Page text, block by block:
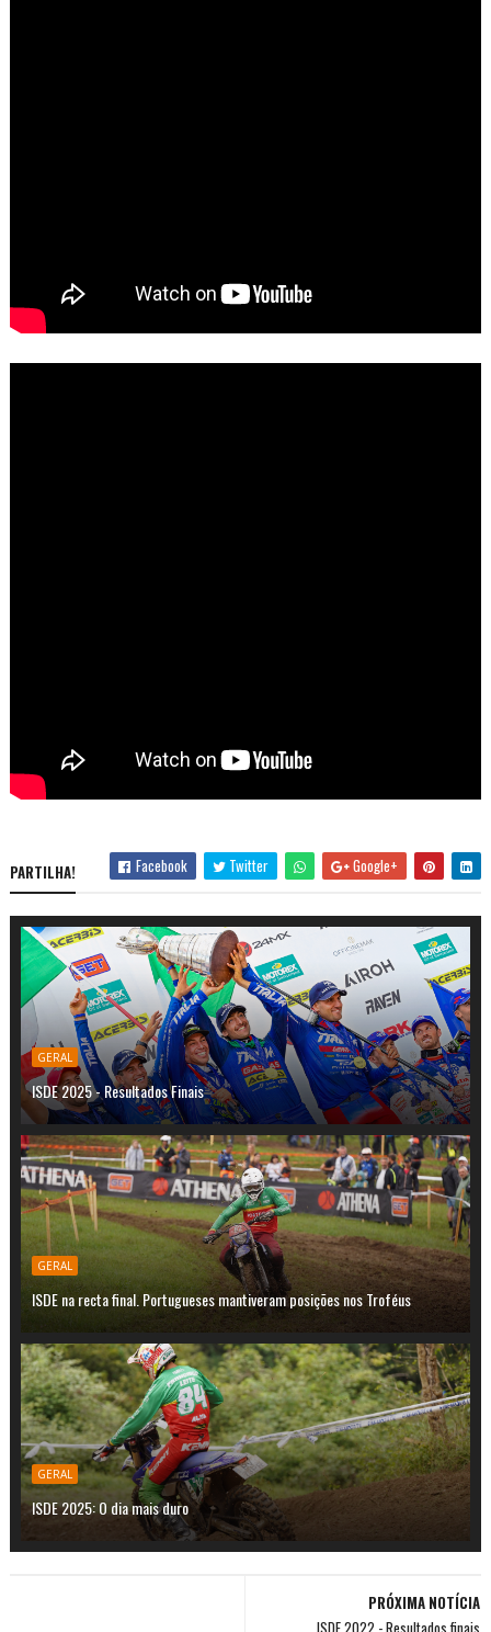
PARTILHA! Facebook Twitter Google+
GERAL
ISDE 2025 - Resultados Finais
GERAL
ISDE na recta final. Portugueses mantiveram posições nos Troféus
GERAL
ISDE 2025: O dia mais duro
PRÓXIMA NOTÍCIA